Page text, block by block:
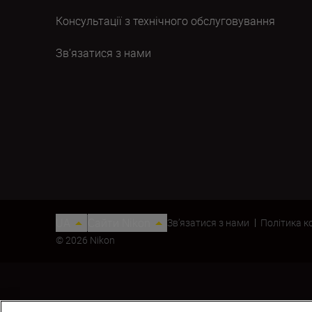
Консультації з технічного обслуговування
Зв’язатися з нами
Зв’язатися з нами Політика
© 2026 Nikon